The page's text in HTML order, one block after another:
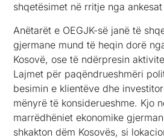
shqetësimet në rritje nga
Anëtarët e OEGJK-së janë të
gjermane mund të heqin dorë
Kosovë, ose të ndërpresin
Lajmet për paqëndrueshmëri
besimin e klientëve dhe
mënyrë të konsiderueshme. Kjo
marrëdhëniet ekonomike
shkakton dëm Kosovës, si